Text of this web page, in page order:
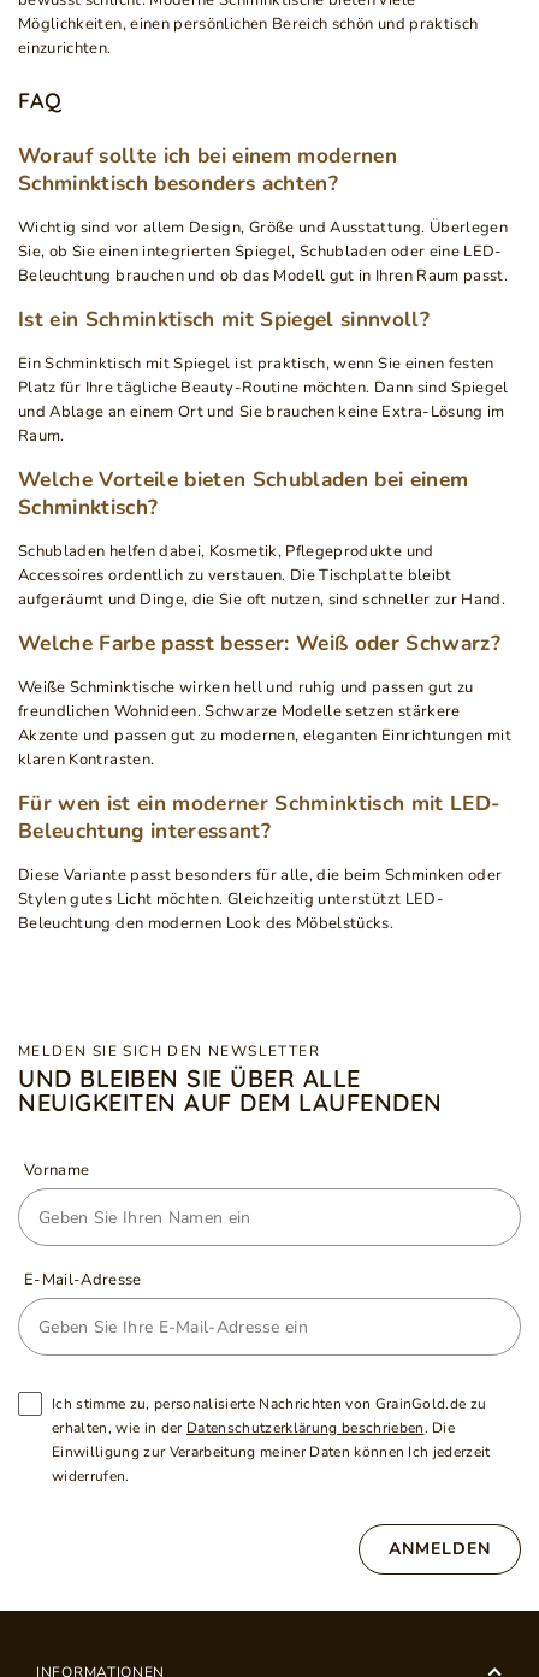
Möglichkeiten, einen persönlichen Bereich schön und praktisch
einzurichten.
FAQ
Worauf sollte ich bei einem modernen
Schminktisch besonders achten?
Wichtig sind vor allem Design, Größe und Ausstattung. Überlegen
Sie, ob Sie einen integrierten Spiegel, Schubladen oder eine LED-
Beleuchtung brauchen und ob das Modell gut in Ihren Raum passt.
Ist ein Schminktisch mit Spiegel sinnvoll?
Ein Schminktisch mit Spiegel ist praktisch, wenn Sie einen festen
Platz für Ihre tägliche Beauty-Routine möchten. Dann sind Spiegel
und Ablage an einem Ort und Sie brauchen keine Extra-Lösung im
Raum.
Welche Vorteile bieten Schubladen bei einem
Schminktisch?
Schubladen helfen dabei, Kosmetik, Pflegeprodukte und
Accessoires ordentlich zu verstauen. Die Tischplatte bleibt
aufgeräumt und Dinge, die Sie oft nutzen, sind schneller zur Hand.
Welche Farbe passt besser: Weiß oder Schwarz?
Weiße Schminktische wirken hell und ruhig und passen gut zu
freundlichen Wohnideen. Schwarze Modelle setzen stärkere
Akzente und passen gut zu modernen, eleganten Einrichtungen mit
klaren Kontrasten.
Für wen ist ein moderner Schminktisch mit LED-
Beleuchtung interessant?
Diese Variante passt besonders für alle, die beim Schminken oder
Stylen gutes Licht möchten. Gleichzeitig unterstützt LED-
Beleuchtung den modernen Look des Möbelstücks.
MELDEN SIE SICH DEN NEWSLETTER
UND BLEIBEN SIE ÜBER ALLE
NEUIGKEITEN AUF DEM LAUFENDEN
Vorname
E-Mail-Adresse
Ich stimme zu, personalisierte Nachrichten von GrainGold.de zu
erhalten, wie in der Datenschutzerklärung beschrieben. Die
Einwilligung zur Verarbeitung meiner Daten können Ich jederzeit
widerrufen.
ANMELDEN
INFORMATIONEN